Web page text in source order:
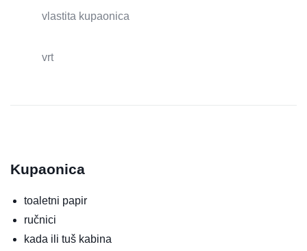
vlastita kupaonica
vrt
Kupaonica
toaletni papir
ručnici
kada ili tuš kabina